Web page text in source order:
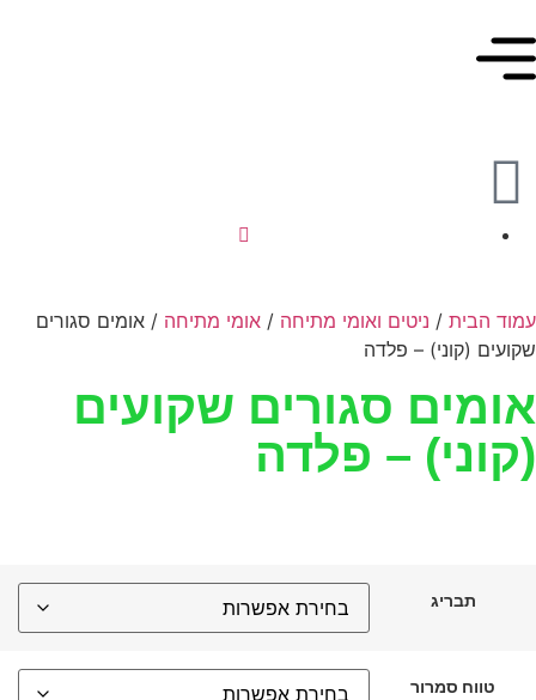
עמוד הבית/ ניטים ואומי מתיחה / אומי מתיחה / אומים סגורים
שקועים (קוני) – פלדה
אומים סגורים שקועים
(קוני) – פלדה
תבריג
טווח סמרור